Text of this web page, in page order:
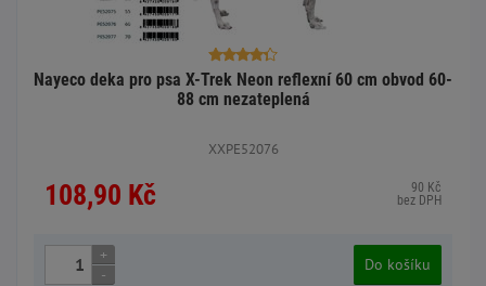
Nayeco deka pro psa X-Trek Neon reflexní 60 cm obvod 60-
88 cm nezateplená
XXPE52076
108,90 Kč
90 Kč
bez DPH
+
-
Do košíku